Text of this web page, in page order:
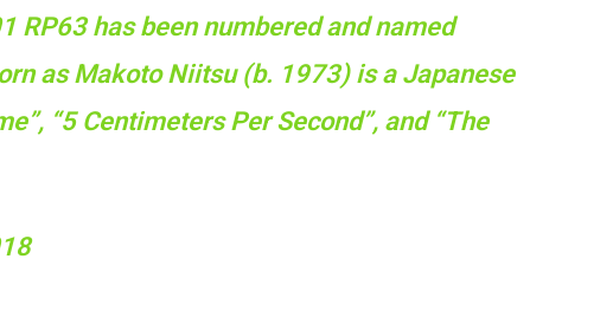
RP63 has been numbered and named
as Makoto Niitsu (b. 1973) is a Japanese
“5 Centimeters Per Second”, and “The